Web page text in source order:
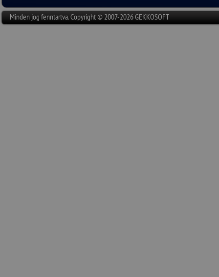
Minden jog fenntartva. Copyright © 2007-2026 GEKKOSOFT